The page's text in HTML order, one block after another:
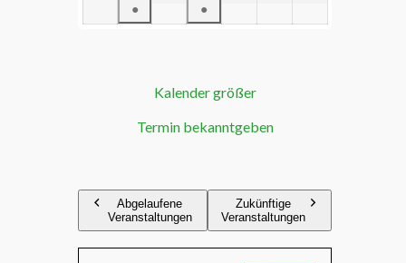
●
●
Kalender größer
Termin bekanntgeben
Abgelaufene
Veranstaltungen
Zukünftige
Veranstaltungen